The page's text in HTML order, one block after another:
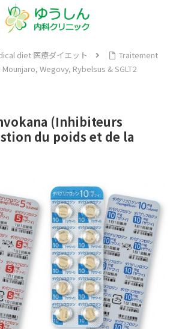
diet 医療ダイエット
Traitement
Wegovy, Rybelsus & SGLT2
(Inhibiteurs
du poids et de la